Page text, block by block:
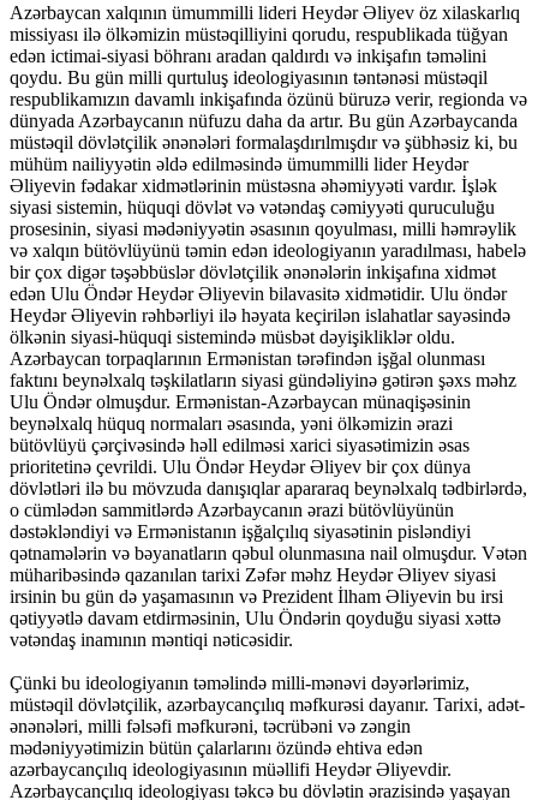
Azərbaycan xalqının ümummilli lideri Heydər Əliyev öz xilaskarlıq
missiyası ilə ölkəmizin müstəqilliyini qorudu, respublikada tüğyan
edən ictimai-siyasi böhranı aradan qaldırdı və inkişafın təməlini
qoydu. Bu gün milli qurtuluş ideologiyasının təntənəsi müstəqil
respublikamızın davamlı inkişafında özünü büruzə verir, regionda və
dünyada Azərbaycanın nüfuzu daha da artır. Bu gün Azərbaycanda
müstəqil dövlətçilik ənənələri formalaşdırılmışdır və şübhəsiz ki, bu
mühüm nailiyyətin əldə edilməsində ümummilli lider Heydər
Əliyevin fədakar xidmətlərinin müstəsna əhəmiyyəti vardır. İşlək
siyasi sistemin, hüquqi dövlət və vətəndaş cəmiyyəti quruculuğu
prosesinin, siyasi mədəniyyətin əsasının qoyulması, milli həmrəylik
və xalqın bütövlüyünü təmin edən ideologiyanın yaradılması, habelə
bir çox digər təşəbbüslər dövlətçilik ənənələrin inkişafına xidmət
edən Ulu Öndər Heydər Əliyevin bilavasitə xidmətidir. Ulu öndər
Heydər Əliyevin rəhbərliyi ilə həyata keçirilən islahatlar sayəsində
ölkənin siyasi-hüquqi sistemində müsbət dəyişikliklər oldu.
Azərbaycan torpaqlarının Ermənistan tərəfindən işğal olunması
faktını beynəlxalq təşkilatların siyasi gündəliyinə gətirən şəxs məhz
Ulu Öndər olmuşdur. Ermənistan-Azərbaycan münaqişəsinin
beynəlxalq hüquq normaları əsasında, yəni ölkəmizin ərazi
bütövlüyü çərçivəsində həll edilməsi xarici siyasətimizin əsas
prioritetinə çevrildi. Ulu Öndər Heydər Əliyev bir çox dünya
dövlətləri ilə bu mövzuda danışıqlar apararaq beynəlxalq tədbirlərdə,
o cümlədən sammitlərdə Azərbaycanın ərazi bütövlüyünün
dəstəkləndiyi və Ermənistanın işğalçılıq siyasətinin pisləndiyi
qətnamələrin və bəyanatların qəbul olunmasına nail olmuşdur. Vətən
müharibəsində qazanılan tarixi Zəfər məhz Heydər Əliyev siyasi
irsinin bu gün də yaşamasının və Prezident İlham Əliyevin bu irsi
qətiyyətlə davam etdirməsinin, Ulu Öndərin qoyduğu siyasi xəttə
vətəndaş inamının məntiqi nəticəsidir.
Çünki bu ideologiyanın təməlində milli-mənəvi dəyərlərimiz,
müstəqil dövlətçilik, azərbaycançılıq məfkurəsi dayanır. Tarixi, adət-
ənənələri, milli fəlsəfi məfkurəni, təcrübəni və zəngin
mədəniyyətimizin bütün çalarlarını özündə ehtiva edən
azərbaycançılıq ideologiyasının müəllifi Heydər Əliyevdir.
Azərbaycançılıq ideologiyası təkcə bu dövlətin ərazisində yaşayan